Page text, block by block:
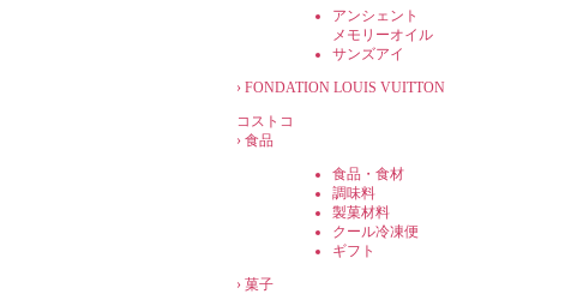
アンシェント
メモリーオイル
サンズアイ
› FONDATION LOUIS VUITTON
コストコ
› 食品
食品・食材
調味料
製菓材料
クール冷凍便
ギフト
› 菓子